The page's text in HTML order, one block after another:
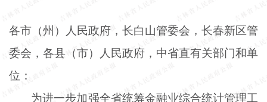
各市（州）人民政府，长白山管委会，长春新区管
委会，各县（市）人民政府，中省直有关部门和单
位：
为进一步加强全省统筹金融业综合统计管理工